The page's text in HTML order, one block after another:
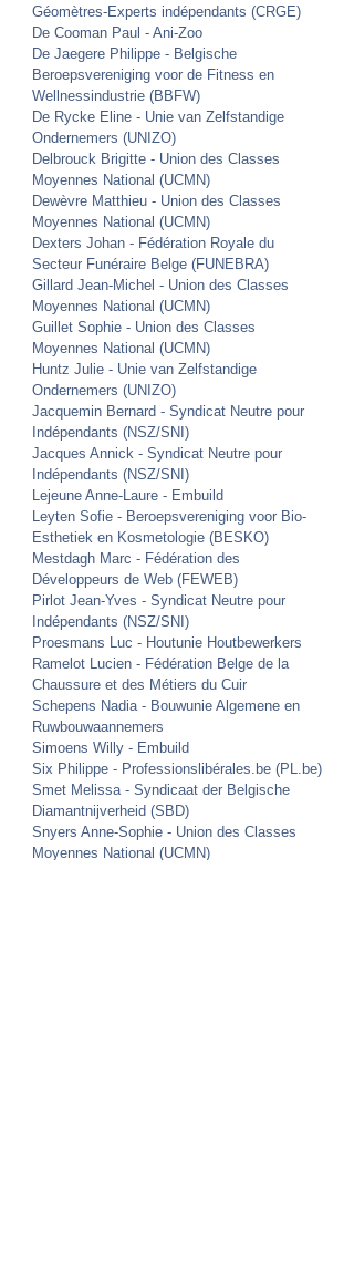
Géomètres-Experts indépendants (CRGE)
De Cooman Paul - Ani-Zoo
De Jaegere Philippe - Belgische
Beroepsvereniging voor de Fitness en
Wellnessindustrie (BBFW)
De Rycke Eline - Unie van Zelfstandige
Ondernemers (UNIZO)
Delbrouck Brigitte - Union des Classes
Moyennes National (UCMN)
Dewèvre Matthieu - Union des Classes
Moyennes National (UCMN)
Dexters Johan - Fédération Royale du
Secteur Funéraire Belge (FUNEBRA)
Gillard Jean-Michel - Union des Classes
Moyennes National (UCMN)
Guillet Sophie - Union des Classes
Moyennes National (UCMN)
Huntz Julie - Unie van Zelfstandige
Ondernemers (UNIZO)
Jacquemin Bernard - Syndicat Neutre pour
Indépendants (NSZ/SNI)
Jacques Annick - Syndicat Neutre pour
Indépendants (NSZ/SNI)
Lejeune Anne-Laure - Embuild
Leyten Sofie - Beroepsvereniging voor Bio-
Esthetiek en Kosmetologie (BESKO)
Mestdagh Marc - Fédération des
Développeurs de Web (FEWEB)
Pirlot Jean-Yves - Syndicat Neutre pour
Indépendants (NSZ/SNI)
Proesmans Luc - Houtunie Houtbewerkers
Ramelot Lucien - Fédération Belge de la
Chaussure et des Métiers du Cuir
Schepens Nadia - Bouwunie Algemene en
Ruwbouwaannemers
Simoens Willy - Embuild
Six Philippe - Professionslibérales.be (PL.be)
Smet Melissa - Syndicaat der Belgische
Diamantnijverheid (SBD)
Snyers Anne-Sophie - Union des Classes
Moyennes National (UCMN)